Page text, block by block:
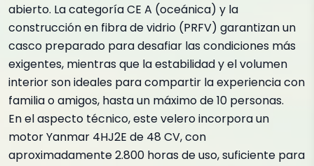
abierto. La categoría CE A (oceánica) y la
construcción en fibra de vidrio (PRFV) garantizan un
casco preparado para desafiar las condiciones más
exigentes, mientras que la estabilidad y el volumen
interior son ideales para compartir la experiencia con
familia o amigos, hasta un máximo de 10 personas.
En el aspecto técnico, este velero incorpora un
motor Yanmar 4HJ2E de 48 CV, con
aproximadamente 2.800 horas de uso, suficiente para